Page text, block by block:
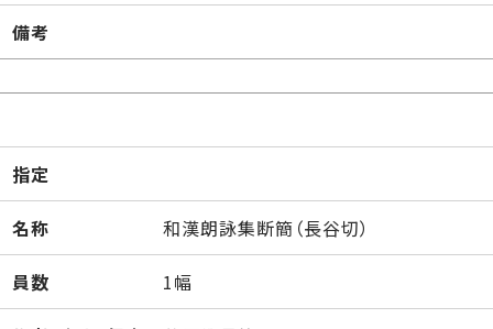
備考
指定
名称 和漢朗詠集断簡（長谷切）
員数 1幅